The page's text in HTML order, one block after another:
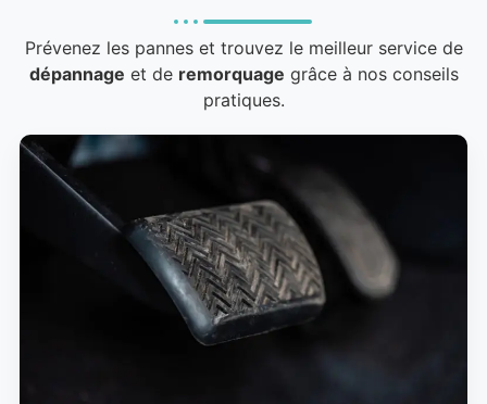
Prévenez les pannes et trouvez le meilleur service de
dépannage et de remorquage grâce à nos conseils
pratiques.